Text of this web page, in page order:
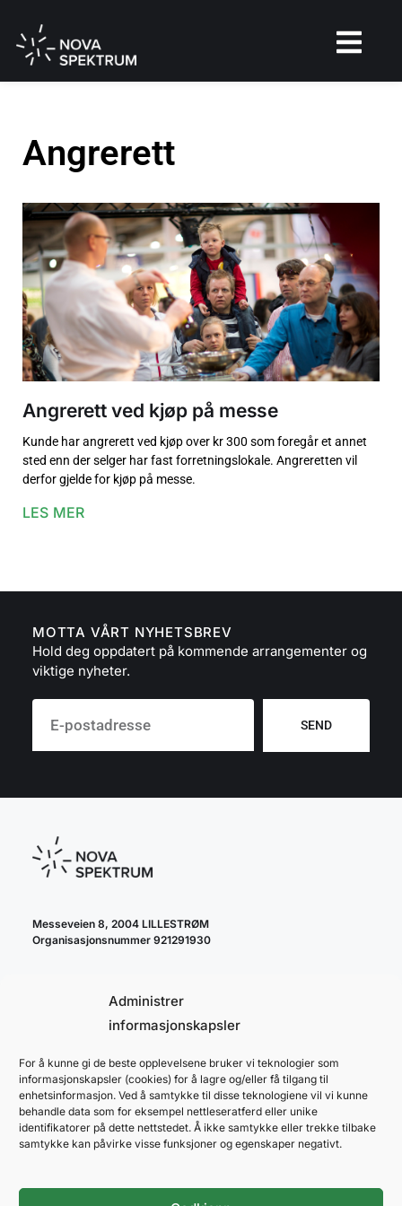
Administrer
informasjonskapsler
For å kunne gi de beste opplevelsene bruker vi teknologier som
informasjonskapsler (cookies) for å lagre og/eller få tilgang til
enhetsinformasjon. Ved å samtykke til disse teknologiene vil vi kunne
behandle data som for eksempel nettleseratferd eller unike
identifikatorer på dette nettstedet. Å ikke samtykke eller trekke tilbake
samtykke kan påvirke visse funksjoner og egenskaper negativt.
Angrerett
Angrerett ved kjøp på messe
Kunde har angrerett ved kjøp over kr 300 som foregår et annet
sted enn der selger har fast forretningslokale. Angreretten vil
derfor gjelde for kjøp på messe.
LES MER
MOTTA VÅRT NYHETSBREV
Hold deg oppdatert på kommende arrangementer og
viktige nyheter.
SEND
Messeveien 8, 2004 LILLESTRØM
Organisasjonsnummer 921291930
cookie policy
personvernerklæring